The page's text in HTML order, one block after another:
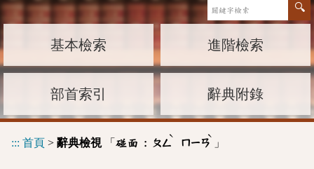
基本檢索 進階檢索
部首索引 辭典附錄
::: 首頁 > 辭典檢視「 碰面 : ㄆㄥ
ˋ
ㄇㄧㄢ
ˋ
」